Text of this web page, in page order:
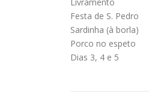
Festa de S. Pedro
Sardinha (à borla)
Porco no espeto
Dias 3, 4 e 5